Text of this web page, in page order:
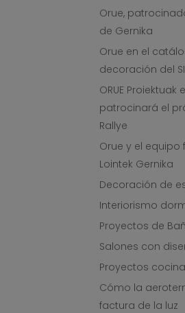
Orue,
de Gernika
Orue en el
decoración del
ORUE Proiektuak
patrocinará el
Rallye
Orue y el equipo
Lointek Gernika
Decoración de
Interiorismo
Proyectos de
Salones con
Proyectos
Cómo la
factura de la luz